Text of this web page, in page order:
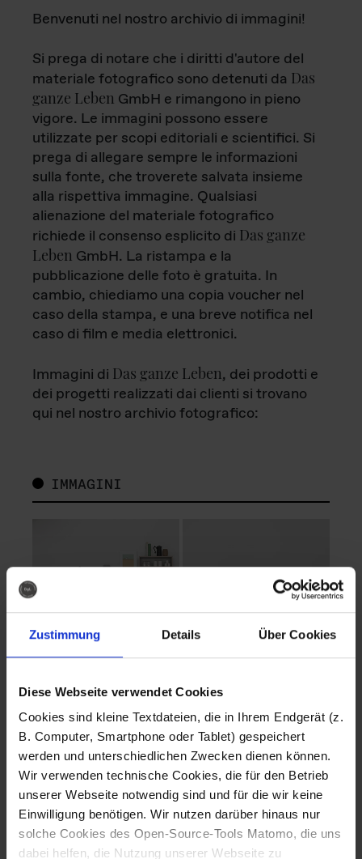
Zustimmung Details Über Cookies
Diese Webseite verwendet Cookies
Cookies sind kleine Textdateien, die in Ihrem Endgerät (z.
B. Computer, Smartphone oder Tablet) gespeichert
werden und unterschiedlichen Zwecken dienen können.
Wir verwenden technische Cookies, die für den Betrieb
unserer Webseite notwendig sind und für die wir keine
Einwilligung benötigen. Wir nutzen darüber hinaus nur
solche Cookies des Open-Source-Tools Matomo, die uns
dabei helfen, die Nutzung unserer Webseite zu
Benvenuti nel nostro archivio di immagini!
Si prega di notare che i diritti d'autore del
materiale fotografico sono detenuti da Das
ganze Leben GmbH e rimangono in pieno
vigore. Le immagini possono essere
utilizzate per scopi editoriali e scientifici. Si
prega di allegare sempre le informazioni
sulla fonte, che troverete salvata insieme
alla rispettiva immagine. Qualsiasi
alienazione del materiale fotografico
richiede il consenso esplicito di Das ganze
Leben GmbH. La ristampa e la
pubblicazione delle foto è gratuita. In
cambio, chiediamo una copia voucher nel
caso della stampa, e una breve notifica nel
caso di film e media elettronici.
Immagini di Das ganze Leben, dei prodotti e
dei progetti realizzati dai clienti si trovano
qui nel nostro archivio fotografico:
IMMAGINI
Fotografo: Lorenz
Sternbach
Download
Fotografo: Lorenz
Sternbach
Download